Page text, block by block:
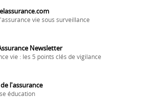
vie sous surveillance
Newsletter
vie : les 5 points clés de vigilance
de l'assurance
éducation